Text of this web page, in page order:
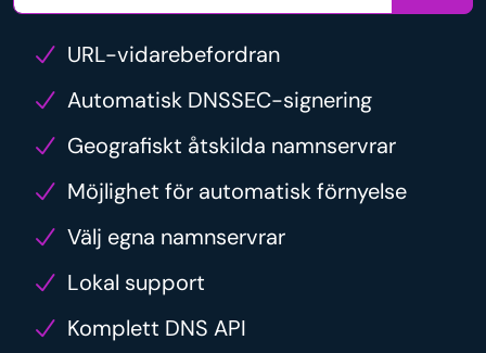
URL-vidarebefordran
Automatisk DNSSEC-signering
Geografiskt åtskilda namnservrar
Möjlighet för automatisk förnyelse
Välj egna namnservrar
Lokal support
Komplett DNS API